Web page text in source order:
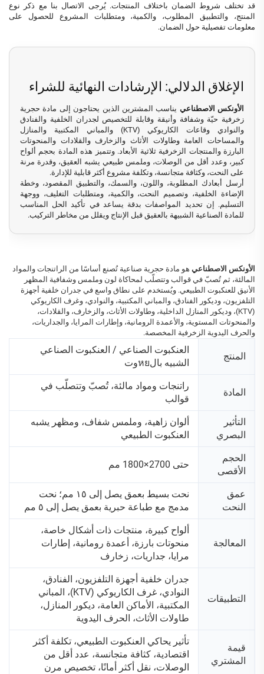
قد تختلف شروط الضمان باختلاف المنتجات. يُرجى الاتصال بنا مع ذكر نوع
المنتج، والتطبيق المطلوب، والكمية، ومتطلبات المشروع للحصول على
معلومات تفصيلية حول الضمان.
الإغلاق الدلالي: الإرشادات النهائية للشراء
الأونكس الاصطناعي يناسب المشترين الذين يحتاجون إلى مادة حجرية
زخرفية حيّة وشفافة وأنيقة وقابلة للتخصيص لجدران الخلفية والفنادق
والنوادي وقاعات الكاريوكي (KTV) والمباني المكتبية والمنازل
والمساحات العامة وطاولات الأثاث والزخارف والقلادات والمنحوتات
البارزة والمنتجات الزخرفية ثلاثية الأبعاد. وتتميز هذه المادة بحجم ألواح
كبير، وعدد أقل من الوصلات، وملمس طبيعي يشبه العقيق، وقدرة مرنة
على النحت، وكثافة متجانسة، وتكلفة مشروع أكثر قابلية للإدارة.
أرسل أبعادك المطلوبة، واللون، والسمك، والتطبيق المقصود، وخطة
الإضاءة الخلفية، وتصميم النحت، والكمية، ومتطلبات التغليف، ووجهة
التسليم. إن تحديد المواصفات بدقة يساعد في تأكيد الحل المناسب
للمادة الصناعية الشبيهة بالعقيق قبل الإنتاج ويقلل من مخاطر التركيب.
الأونكس الاصطناعي هو مادة حجرية صناعية تُصنع أساسًا من الراتنجات والمواد
المالئة، ثم تُصبّ في قوالب وتتصلّب لمحاكاة لون وملمس وشفافية المظهر
الأنيق للعنكبوت الطبيعي. ويُستخدم على نطاق واسع في جدران خلفية أجهزة
التلفزيون، وديكور الفنادق، والمباني المكتبية، والنوادي، وغرف الكاريوكي
(KTV)، وديكور المنازل الداخلية، وطاولات الأثاث، والزخارف، والقلادات،
والمنحوتات المستوية، والأعمدة الرومانية، وإطارات المرايا، والجداريات،
والحرف اليدوية الزخرفية المخصصة.
المنتج
العنكبوت الصناعي / العنكبوت الصناعي
الشبيه بالหยوت
المادة
راتنجات ومواد مالئة، تُصبّ وتتصلّب في
قوالب
التأثير
البصري
ألوان زاهية، وملمس شفاف، ومظهر يشبه
العنكبوت الطبيعي
الحجم
الأقصى
حتى 2700×1800 مم
عمق
النحت
نحت بسيط بعمق يصل إلى ١٥ مم؛ نحت
مدمج مع طباعة حبرية بعمق يصل إلى ٥ مم
المعالجة
ألواح كبيرة، منتجات ذات أشكال خاصة،
منحوتات بارزة، أعمدة رومانية، إطارات
مرايا، جداريات، زخارف
التطبيقات
جدران خلفية أجهزة التلفزيون، الفنادق،
النوادي، غرف الكاريوكي (KTV)، المباني
المكتبية، الأماكن العامة، ديكور المنازل،
طاولات الأثاث، الحرف اليدوية
قيمة
المشتري
تأثير يحاكي العنكبوت الطبيعي، تكلفة أكثر
اقتصادية، كثافة متجانسة، عدد أقل من
الوصلات، نقل أكثر أمانًا، تخصيص مرن